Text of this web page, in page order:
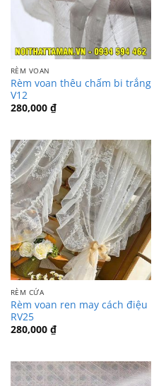
RÈM VOAN
Rèm voan thêu chấm bi trắng
V12
280,000 ₫
RÈM CỬA
Rèm voan ren may cách điệu
RV25
280,000 ₫